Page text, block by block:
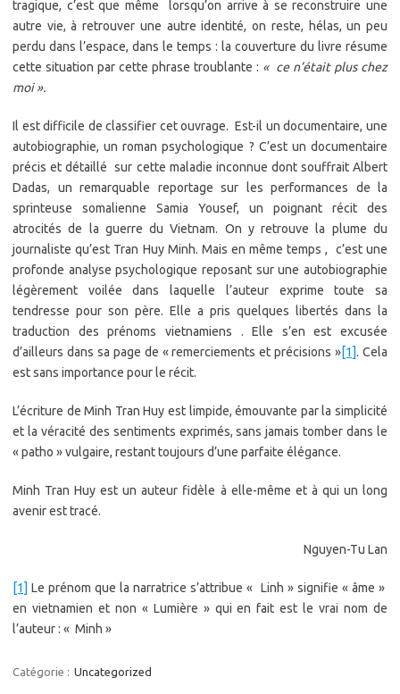
tragique, c’est que même lorsqu’on arrive à se reconstruire une
autre vie, à retrouver une autre identité, on reste, hélas, un peu
perdu dans l’espace, dans le temps : la couverture du livre résume
cette situation par cette phrase troublante : « ce n’était plus chez
moi ».
Il est difficile de classifier cet ouvrage. Est-il un documentaire, une
autobiographie, un roman psychologique ? C’est un documentaire
précis et détaillé sur cette maladie inconnue dont souffrait Albert
Dadas, un remarquable reportage sur les performances de la
sprinteuse somalienne Samia Yousef, un poignant récit des
atrocités de la guerre du Vietnam. On y retrouve la plume du
journaliste qu’est Tran Huy Minh. Mais en même temps , c’est une
profonde analyse psychologique reposant sur une autobiographie
légèrement voilée dans laquelle l’auteur exprime toute sa
tendresse pour son père. Elle a pris quelques libertés dans la
traduction des prénoms vietnamiens . Elle s’en est excusée
d’ailleurs dans sa page de « remerciements et précisions »[1]. Cela
est sans importance pour le récit.
L’écriture de Minh Tran Huy est limpide, émouvante par la simplicité
et la véracité des sentiments exprimés, sans jamais tomber dans le
« patho » vulgaire, restant toujours d’une parfaite élégance.
Minh Tran Huy est un auteur fidèle à elle-même et à qui un long
avenir est tracé.
Nguyen-Tu Lan
[1] Le prénom que la narratrice s’attribue « Linh » signifie « âme »
en vietnamien et non « Lumière » qui en fait est le vrai nom de
l’auteur : « Minh »
Catégorie : Uncategorized